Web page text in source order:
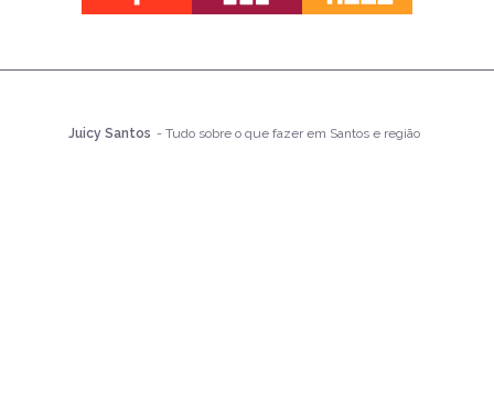
Juicy Santos - Tudo sobre o que fazer em Santos e região